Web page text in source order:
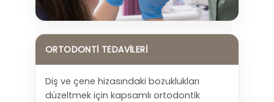
ORTODONTI TEDAVILERI
Diş ve çene hizasındaki bozuklukları
düzeltmek için kapsamlı ortodontik